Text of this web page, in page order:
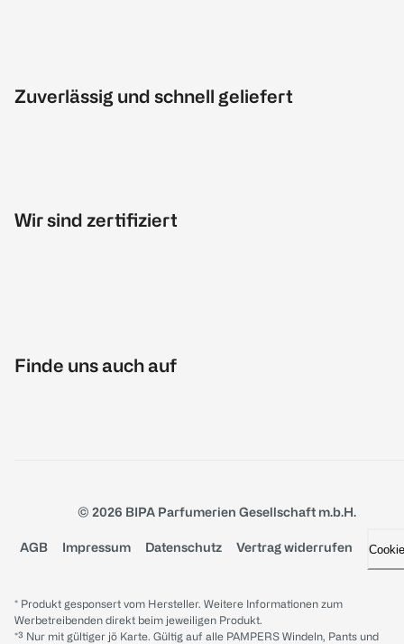
Zuverlässig und schnell geliefert
Wir sind zertifiziert
Finde uns auch auf
© 2026 BIPA Parfumerien Gesellschaft m.b.H.
AGB Impressum Datenschutz Vertrag widerrufen
* Produkt gesponsert vom Hersteller. Weitere Informationen zum
Werbetreibenden direkt beim jeweiligen Produkt.
*³ Nur mit gültiger jö Karte. Gültig auf alle PAMPERS Windeln, Pants und